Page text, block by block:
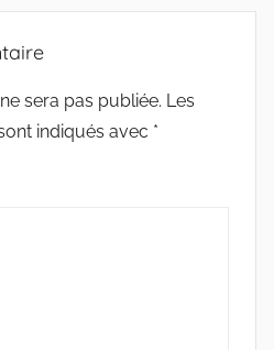
sera pas publiée. Les
indiqués avec *